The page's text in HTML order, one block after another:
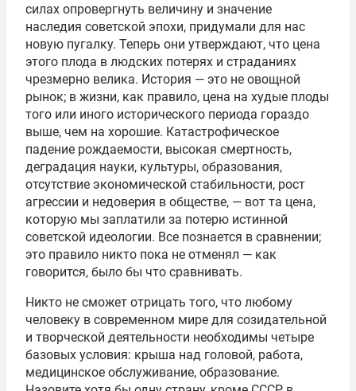
силах опровергнуть величину и значение
наследия советской эпохи, придумали для нас
новую пугалку. Теперь они утверждают, что цена
этого плода в людских потерях и страданиях
чрезмерно велика. История — это не овощной
рынок; в жизни, как правило, цена на худые плоды
того или иного исторического периода гораздо
выше, чем на хорошие. Катастрофическое
падение рождаемости, высокая смертность,
деградация науки, культуры, образования,
отсутствие экономической стабильности, рост
агрессии и недоверия в обществе, — вот та цена,
которую мы заплатили за потерю истинной
советской идеологии. Все познается в сравнении;
это правило никто пока не отменял — как
говорится, было бы что сравнивать.
Никто не сможет отрицать того, что любому
человеку в современном мире для созидательной
и творческой деятельности необходимы четыре
базовых условия: крыша над головой, работа,
медицинское обслуживание, образование.